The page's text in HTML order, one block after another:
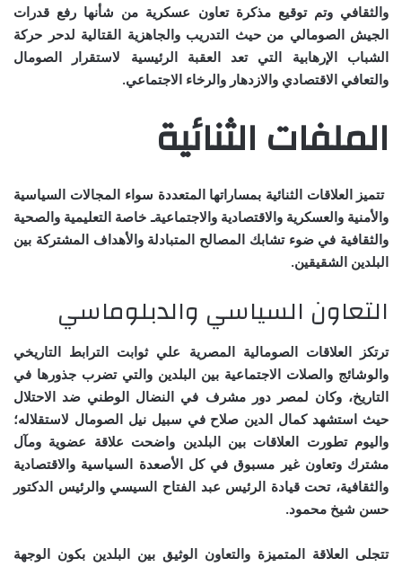
والثقافي وتم توقيع مذكرة تعاون عسكرية من شأنها رفع قدرات
الجيش الصومالي من حيث التدريب والجاهزية القتالية لدحر حركة
الشباب الإرهابية التي تعد العقبة الرئيسية لاستقرار الصومال
والتعافي الاقتصادي والازدهار والرخاء الاجتماعي.
الملفات الثنائية
تتميز العلاقات الثنائية بمساراتها المتعددة سواء المجالات السياسية
والأمنية والعسكرية والاقتصادية والاجتماعيةـ خاصة التعليمية والصحية
والثقافية في ضوء تشابك المصالح المتبادلة والأهداف المشتركة بين
البلدين الشقيقين.
التعاون السياسي والدبلوماسي
ترتكز العلاقات الصومالية المصرية علي ثوابت الترابط التاريخي
والوشائج والصلات الاجتماعية بين البلدين والتي تضرب جذورها في
التاريخ، وكان لمصر دور مشرف في النضال الوطني ضد الاحتلال
حيث استشهد كمال الدين صلاح في سبيل نيل الصومال لاستقلاله؛
واليوم تطورت العلاقات بين البلدين واضحت علاقة عضوية ومآل
مشترك وتعاون غير مسبوق في كل الأصعدة السياسية والاقتصادية
والثقافية، تحت قيادة الرئيس عبد الفتاح السيسي والرئيس الدكتور
حسن شيخ محمود.
تتجلى العلاقة المتميزة والتعاون الوثيق بين البلدين بكون الوجهة